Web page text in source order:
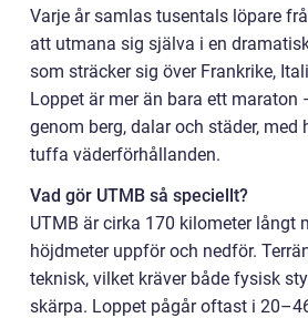
Varje år samlas tusentals löpare
att utmana sig själva i en
som sträcker sig över Frankrike,
Loppet är mer än bara ett maraton
genom berg, dalar och städer, med
tuffa väderförhållanden.
Vad gör UTMB så speciellt?
UTMB är cirka 170 kilometer långt
höjdmeter uppför och nedför.
teknisk, vilket kräver både fysisk
skärpa. Loppet pågår oftast i